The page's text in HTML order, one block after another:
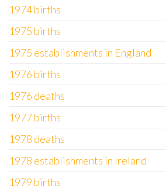
1974 births
1975 births
1975 establishments in England
1976 births
1976 deaths
1977 births
1978 deaths
1978 establishments in Ireland
1979 births